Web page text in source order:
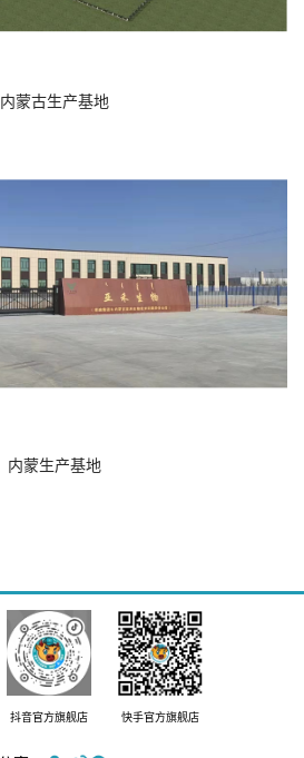
内蒙古生产基地
内蒙生产基地
抖音官方旗舰店 快手官方旗舰店